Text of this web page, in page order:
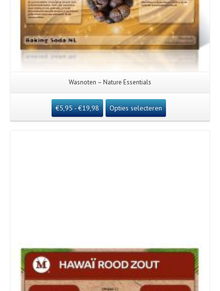
Wasnoten – Nature Essentials
€5,95- €19,98 Opties selecteren